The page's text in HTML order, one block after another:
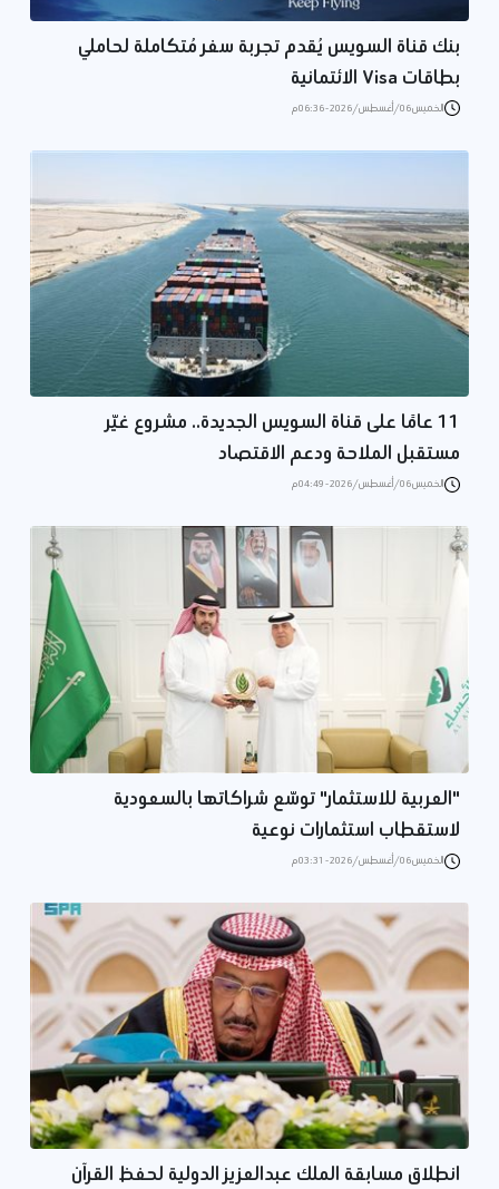
بنك قناة السويس يُقدم تجربة سفر مُتكاملة لحاملي
بطاقات Visa الائتمانية
الخميس 06/أغسطس/2026 - 06:36 م
11 عامًا على قناة السويس الجديدة.. مشروع غيّر
مستقبل الملاحة ودعم الاقتصاد
الخميس 06/أغسطس/2026 - 04:49 م
"العربية للاستثمار" توسّع شراكاتها بالسعودية
لاستقطاب استثمارات نوعية
الخميس 06/أغسطس/2026 - 03:31 م
انطلاق مسابقة الملك عبدالعزيز الدولية لحفظ القرآن